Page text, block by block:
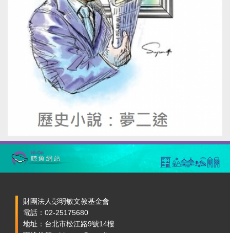
財團法人彭明敏文教基金會
電話：02-25175680
地址：台北市松江路9號14樓